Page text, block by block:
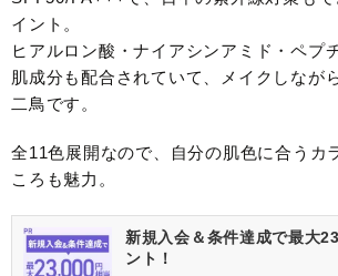
イント。
ヒアルロン酸・ナイアシンアミド・ペプ
肌成分も配合されていて、メイクしなが
二鳥です。
全11色展開なので、自分の肌色に合うカ
ころも魅力。
新規入会＆条件達成で最大
ント！